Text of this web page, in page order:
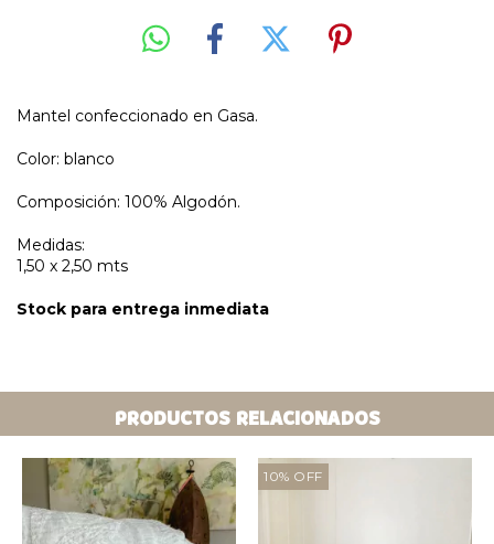
Mantel confeccionado en Gasa.
Color: blanco
Composición: 100% Algodón.
Medidas:
1,50 x 2,50 mts
Stock para entrega inmediata
PRODUCTOS RELACIONADOS
10% OFF